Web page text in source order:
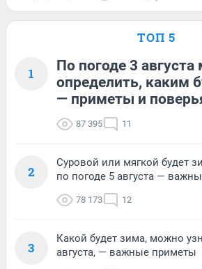
ТОП 5
1
По погоде 3
определить, каким
— приметы и
87 395 11
2
Суровой или мягкой будет
по погоде 5 августа —
78 173 12
3
Какой будет зима, можно
августа, — важные приметы